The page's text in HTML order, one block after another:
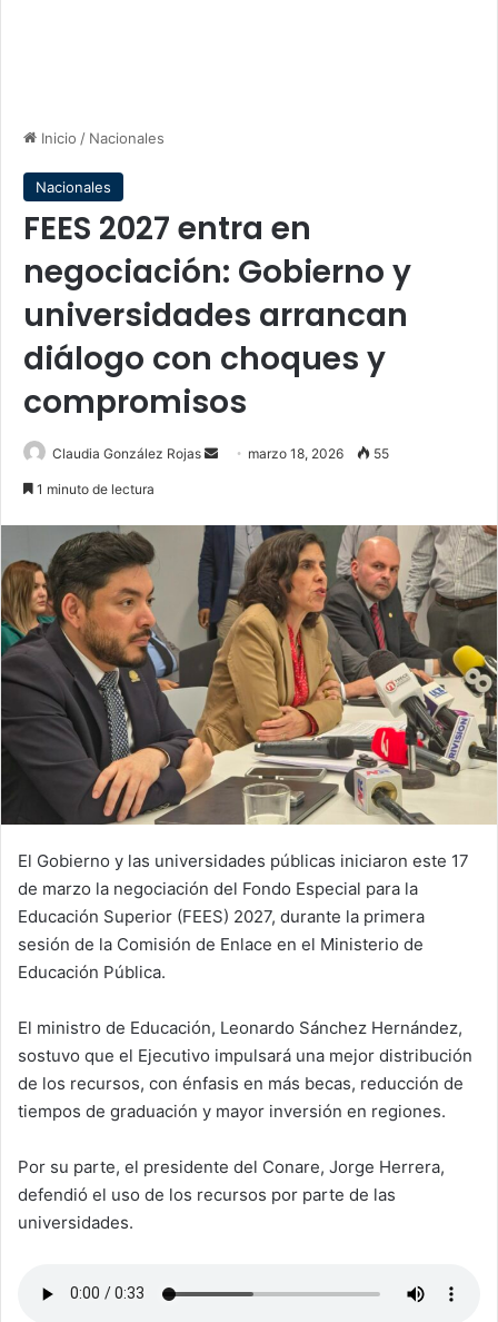
Inicio / Nacionales
Nacionales
FEES 2027 entra en
negociación: Gobierno y
universidades arrancan
diálogo con choques y
compromisos
Claudia González Rojas
Send marzo 18, 2026 55
1 minuto de lectura
El Gobierno y las universidades públicas iniciaron este 17
de marzo la negociación del Fondo Especial para la
Educación Superior (FEES) 2027, durante la primera
sesión de la Comisión de Enlace en el Ministerio de
Educación Pública.
El ministro de Educación, Leonardo Sánchez Hernández,
sostuvo que el Ejecutivo impulsará una mejor distribución
de los recursos, con énfasis en más becas, reducción de
tiempos de graduación y mayor inversión en regiones.
Por su parte, el presidente del Conare, Jorge Herrera,
defendió el uso de los recursos por parte de las
universidades.